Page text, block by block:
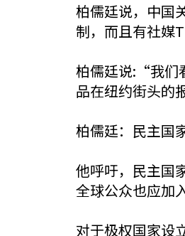
柏儒廷说，中国
制，而且有社媒
柏儒廷说:“我们
品在纽约街头的
柏儒廷：民主国
他呼吁，民主国
全球公众也应加
对于极权国家设